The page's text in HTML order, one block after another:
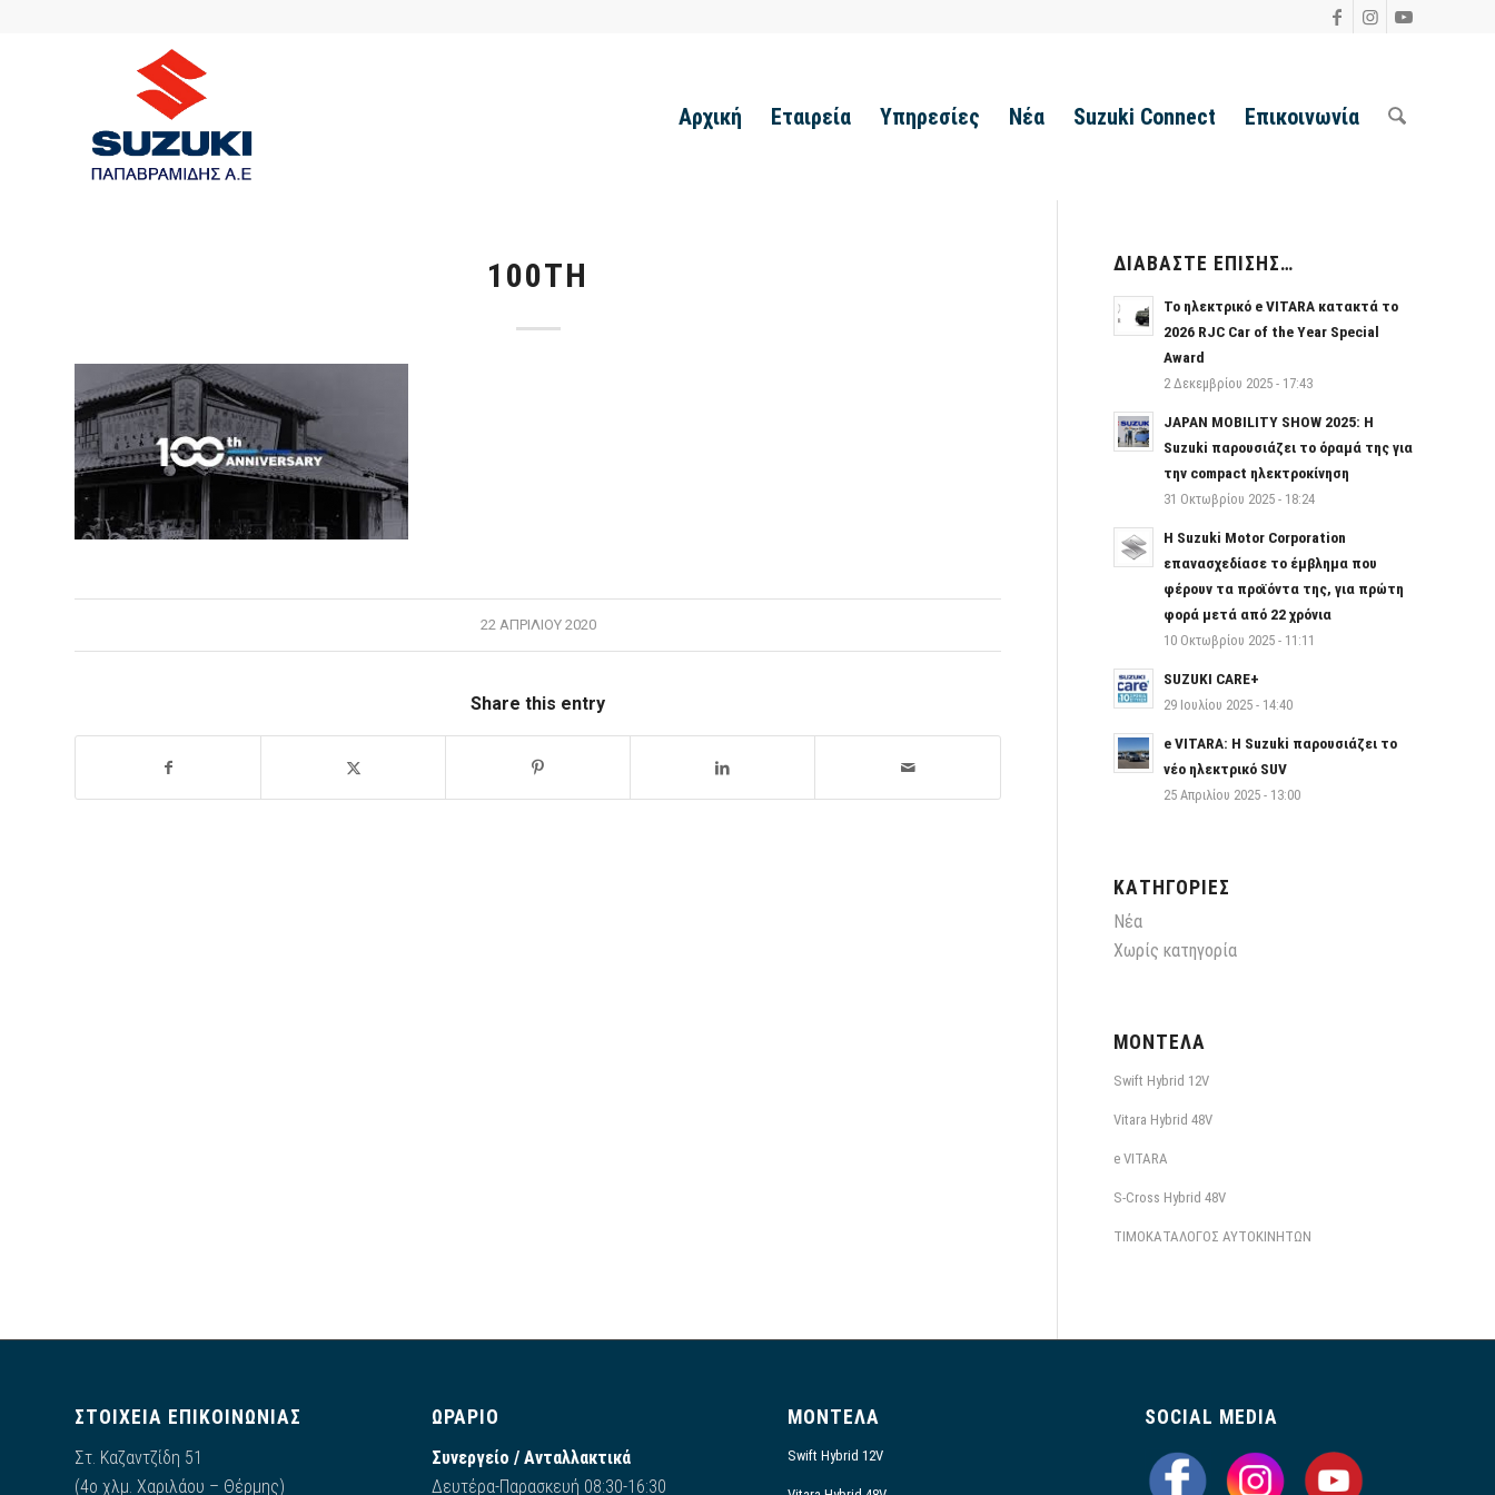
Αρχική Εταιρεία Υπηρεσίες Νέα Suzuki Connect Επικοινωνία
100TH
22 ΑΠΡΙΛΊΟΥ 2020
Share this entry
ΔΙΑΒΆΣΤΕ ΕΠΊΣΗΣ…
Το ηλεκτρικό e VITARA κατακτά το
2026 RJC Car of the Year Special
Award
2 Δεκεμβρίου 2025 - 17:43
JAPAN MOBILITY SHOW 2025: Η
Suzuki παρουσιάζει το όραμά της για
την compact ηλεκτροκίνηση
31 Οκτωβρίου 2025 - 18:24
Η Suzuki Motor Corporation
επανασχεδίασε το έμβλημα που
φέρουν τα προϊόντα της, για πρώτη
φορά μετά από 22 χρόνια
10 Οκτωβρίου 2025 - 11:11
SUZUKI CARE+
29 Ιουλίου 2025 - 14:40
e VITARA: Η Suzuki παρουσιάζει το
νέο ηλεκτρικό SUV
25 Απριλίου 2025 - 13:00
ΚΑΤΗΓΟΡΊΕΣ
Νέα
Χωρίς κατηγορία
ΜΟΝΤΈΛΑ
Swift Hybrid 12V
Vitara Hybrid 48V
e VITARA
S-Cross Hybrid 48V
ΤΙΜΟΚΑΤΑΛΟΓΟΣ ΑΥΤΟΚΙΝΗΤΩΝ
ΣΤΟΙΧΕΙΑ ΕΠΙΚΟΙΝΩΝΙΑΣ
Στ. Καζαντζίδη 51
(4ο χλμ. Χαριλάου – Θέρμης)
ΩΡΑΡΙΟ
Συνεργείο / Ανταλλακτικά
Δευτέρα-Παρασκευή 08:30-16:30
ΜΟΝΤΕΛΑ
Swift Hybrid 12V
SOCIAL MEDIA